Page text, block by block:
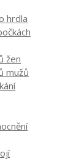
hrdla
žen
mužů